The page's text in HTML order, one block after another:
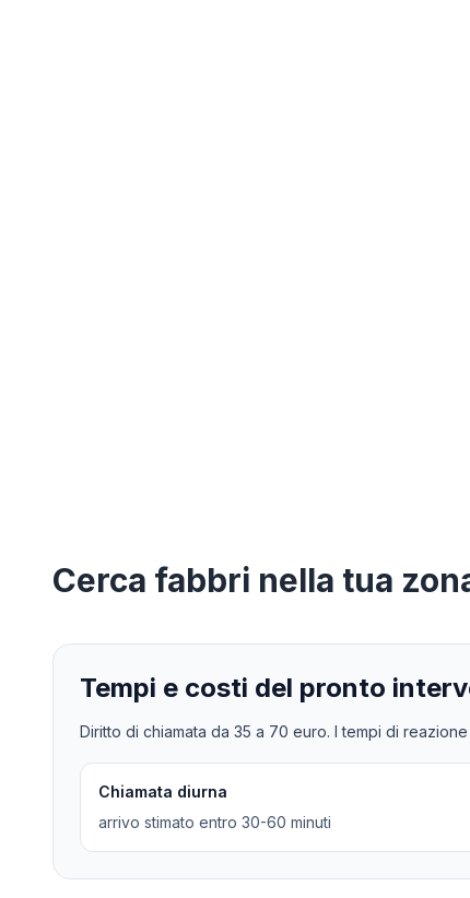
Cerca fabbri nella tua
Tempi e costi del pronto
Diritto di chiamata da 35 a 70 euro. I tempi di
Chiamata diurna
arrivo stimato entro 30-60 minuti